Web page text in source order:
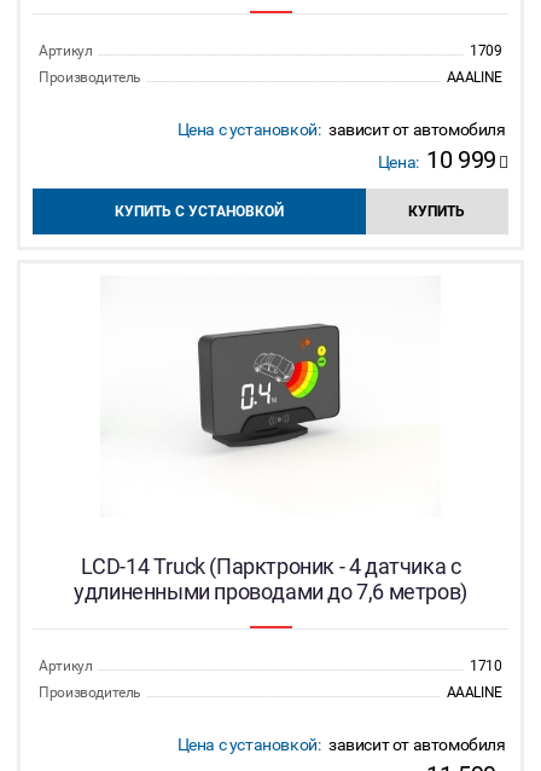
Артикул
1709
Производитель
AAALINE
Цена с установкой: зависит от автомобиля
Цена: 10 999
КУПИТЬ С УСТАНОВКОЙ КУПИТЬ
LCD-14 Truck (Парктроник - 4 датчика с
удлиненными проводами до 7,6 метров)
Артикул
1710
Производитель
AAALINE
Цена с установкой: зависит от автомобиля